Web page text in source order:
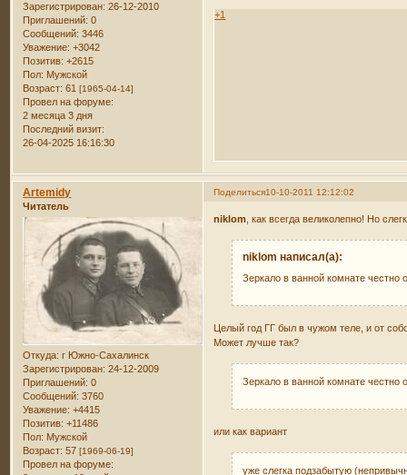
Зарегистрирован: 26-12-2010
Приглашений: 0
Сообщений: 3446
Уважение: +3042
Позитив: +2615
Пол: Мужской
Возраст: 61[1965-04-14]
Провел на форуме:
2 месяца 3 дня
Последний визит:
26-04-2025 16:16:30
+1
Поделиться10-10-2011 12:12:02
Artemidy
Читатель
Откуда: г Южно-Сахалинск
Зарегистрирован: 24-12-2009
Приглашений: 0
Сообщений: 3760
Уважение: +4415
Позитив: +11486
Пол: Мужской
Возраст: 57[1969-06-19]
Провел на форуме:
niklom , как всегда великолепно! Но
niklom написал(а):
Зеркало в ванной комнате честно
Целый год ГГ был в чужом теле, и от
Может лучше так?
Зеркало в ванной комнате честно
или как вариант
уже слегка подзабытую